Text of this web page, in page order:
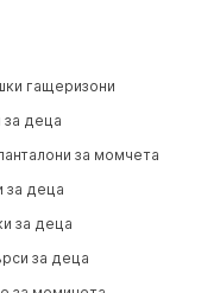
гащеризони
за деца
за момчета
за деца
за деца
за деца